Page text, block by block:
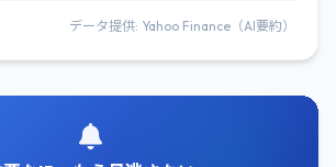
データ提供: Yahoo Finance（AI要約）